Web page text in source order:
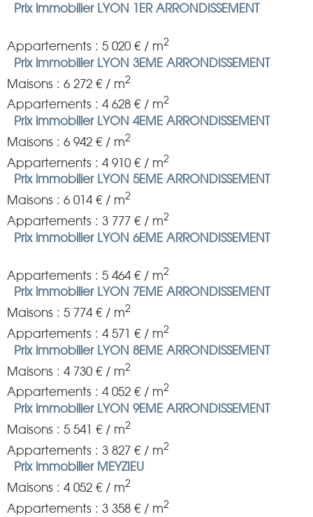
Prix immobilier LYON 1ER ARRONDISSEMENT
Appartements : 5 020 € / m2
Prix immobilier LYON 3EME ARRONDISSEMENT
Maisons : 6 272 € / m2
Appartements : 4 628 € / m2
Prix immobilier LYON 4EME ARRONDISSEMENT
Maisons : 6 942 € / m2
Appartements : 4 910 € / m2
Prix immobilier LYON 5EME ARRONDISSEMENT
Maisons : 6 014 € / m2
Appartements : 3 777 € / m2
Prix immobilier LYON 6EME ARRONDISSEMENT
Appartements : 5 464 € / m2
Prix immobilier LYON 7EME ARRONDISSEMENT
Maisons : 5 774 € / m2
Appartements : 4 571 € / m2
Prix immobilier LYON 8EME ARRONDISSEMENT
Maisons : 4 730 € / m2
Appartements : 4 052 € / m2
Prix immobilier LYON 9EME ARRONDISSEMENT
Maisons : 5 541 € / m2
Appartements : 3 827 € / m2
Prix immobilier MEYZIEU
Maisons : 4 052 € / m2
Appartements : 3 358 € / m2